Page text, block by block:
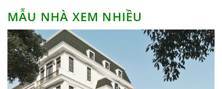
MẪU NHÀ XEM NHIỀU